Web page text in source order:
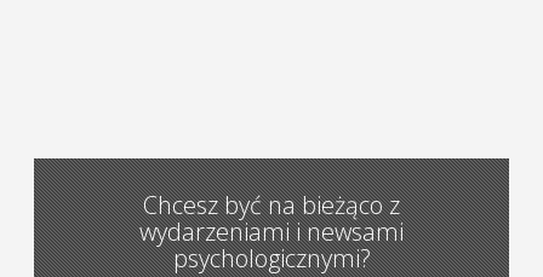
Chcesz być na bieżąco z
wydarzeniami i newsami
psychologicznymi?